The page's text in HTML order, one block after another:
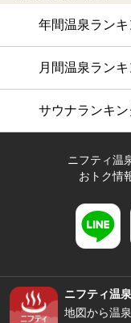
年間温泉ラン
月間温泉ラン
サウナランキン
ニフティ温
おトク情
ニフティ温
地図から温